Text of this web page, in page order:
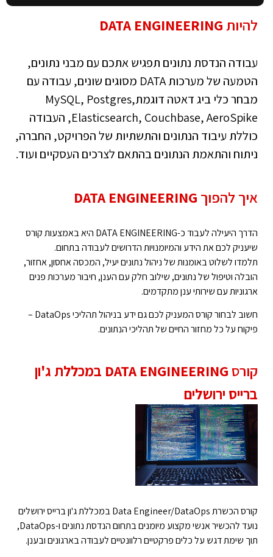
להיותDATA ENGINEERING
עבודה הנדסת נתונים תפגיש אתכם עם מבני נתונים,
הטמעה של מערכות DATA מסוגים שונים, עבודה עם
מבחר כלי ביג דאטה דוגמתMySQL, Postgres,
Elasticsearch, Couchbase, AeroSpike, העבודה
כוללת עיבוד הנתונים והתשתיות של הפרויקט, החברה,
ניתוח והתאמת הנתונים בהתאם לצרכים העסקיים ועוד.
איך להפוך DATA ENGINEERING
הדרך היעילה לעבוד כ-DATA ENGINEERING היא באמצעות קורס
שיעניק לכם את הידע והמיומנויות הדרושים לעבודה בתחום.
תלמדו לשלוט באומנות של ניהול נתונים יעיל, המכסה אחסון, אחזור,
הובלה וטיפול של נתונים, שילוב חלק עם הענן, חיבור מערכות פנים
ארגוניות עם שירותי ענן מתקדמים.
חשוב לבחור קורס המעניק לכם גם ידע בניהול תהליכי DataOps –
פיקוח על כל מחזור החיים של תהליכי הנתונים.
קורס
DATA ENGINEERING במכללת ג'ון
ברייס ירושלים
קורס הכשרת Data Engineer/DataOps במכללת ג'ון ברייס ירושלים
נועד להכשיר אנשי מקצוע מיומנים בתחום הנדסת נתונים ו-DataOps,
תוך שימת דגש על כלים פרקטיים רלוונטיים לעבודה בארגונים ובענן.